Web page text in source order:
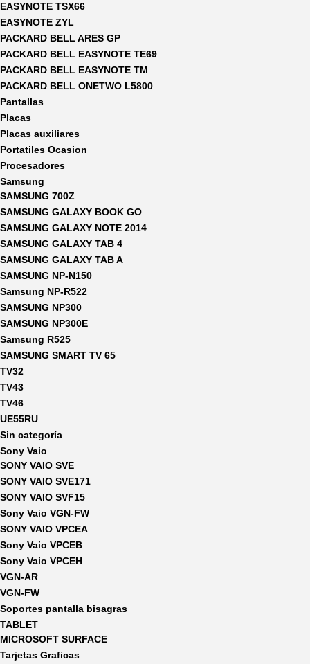
EASYNOTE TSX66
EASYNOTE ZYL
PACKARD BELL ARES GP
PACKARD BELL EASYNOTE TE69
PACKARD BELL EASYNOTE TM
PACKARD BELL ONETWO L5800
Pantallas
Placas
Placas auxiliares
Portatiles Ocasion
Procesadores
Samsung
SAMSUNG 700Z
SAMSUNG GALAXY BOOK GO
SAMSUNG GALAXY NOTE 2014
SAMSUNG GALAXY TAB 4
SAMSUNG GALAXY TAB A
SAMSUNG NP-N150
Samsung NP-R522
SAMSUNG NP300
SAMSUNG NP300E
Samsung R525
SAMSUNG SMART TV 65
TV32
TV43
TV46
UE55RU
Sin categoría
Sony Vaio
SONY VAIO SVE
SONY VAIO SVE171
SONY VAIO SVF15
Sony Vaio VGN-FW
SONY VAIO VPCEA
Sony Vaio VPCEB
Sony Vaio VPCEH
VGN-AR
VGN-FW
Soportes pantalla bisagras
TABLET
MICROSOFT SURFACE
Tarjetas Graficas